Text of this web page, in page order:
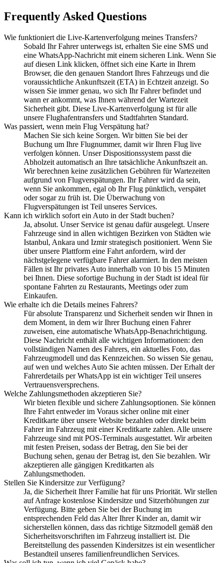
Frequently Asked Questions
Wie funktioniert die Live-Kartenverfolgung meines Transfers?
Sobald Ihr Fahrer unterwegs ist, erhalten Sie eine SMS und
eine WhatsApp-Nachricht mit einem sicheren Link. Wenn Sie
auf diesen Link klicken, öffnet sich eine Karte in Ihrem
Browser, die den genauen Standort Ihres Fahrzeugs und die
voraussichtliche Ankunftszeit (ETA) in Echtzeit anzeigt. So
wissen Sie immer genau, wo sich Ihr Fahrer befindet und
wann er ankommt, was Ihnen während der Wartezeit
Sicherheit gibt. Diese Live-Kartenverfolgung ist für alle
unsere Flughafentransfers und Stadtfahrten Standard.
Was passiert, wenn mein Flug Verspätung hat?
Machen Sie sich keine Sorgen. Wir bitten Sie bei der
Buchung um Ihre Flugnummer, damit wir Ihren Flug live
verfolgen können. Unser Dispositionssystem passt die
Abholzeit automatisch an Ihre tatsächliche Ankunftszeit an.
Wir berechnen keine zusätzlichen Gebühren für Wartezeiten
aufgrund von Flugverspätungen. Ihr Fahrer wird da sein,
wenn Sie ankommen, egal ob Ihr Flug pünktlich, verspätet
oder sogar zu früh ist. Die Überwachung von
Flugverspätungen ist Teil unseres Services.
Kann ich wirklich sofort ein Auto in der Stadt buchen?
Ja, absolut. Unser Service ist genau dafür ausgelegt. Unsere
Fahrzeuge sind in allen wichtigen Bezirken von Städten wie
Istanbul, Ankara und Izmir strategisch positioniert. Wenn Sie
über unsere Plattform eine Fahrt anfordern, wird der
nächstgelegene verfügbare Fahrer alarmiert. In den meisten
Fällen ist Ihr privates Auto innerhalb von 10 bis 15 Minuten
bei Ihnen. Diese sofortige Buchung in der Stadt ist ideal für
spontane Fahrten zu Restaurants, Meetings oder zum
Einkaufen.
Wie erhalte ich die Details meines Fahrers?
Für absolute Transparenz und Sicherheit senden wir Ihnen in
dem Moment, in dem wir Ihrer Buchung einen Fahrer
zuweisen, eine automatische WhatsApp-Benachrichtigung.
Diese Nachricht enthält alle wichtigen Informationen: den
vollständigen Namen des Fahrers, ein aktuelles Foto, das
Fahrzeugmodell und das Kennzeichen. So wissen Sie genau,
auf wen und welches Auto Sie achten müssen. Der Erhalt der
Fahrerdetails per WhatsApp ist ein wichtiger Teil unseres
Vertrauensversprechens.
Welche Zahlungsmethoden akzeptieren Sie?
Wir bieten flexible und sichere Zahlungsoptionen. Sie können
Ihre Fahrt entweder im Voraus sicher online mit einer
Kreditkarte über unsere Website bezahlen oder direkt beim
Fahrer im Fahrzeug mit einer Kreditkarte zahlen. Alle unsere
Fahrzeuge sind mit POS-Terminals ausgestattet. Wir arbeiten
mit festen Preisen, sodass der Betrag, den Sie bei der
Buchung sehen, genau der Betrag ist, den Sie bezahlen. Wir
akzeptieren alle gängigen Kreditkarten als
Zahlungsmethoden.
Stellen Sie Kindersitze zur Verfügung?
Ja, die Sicherheit Ihrer Familie hat für uns Priorität. Wir stellen
auf Anfrage kostenlose Kindersitze und Sitzerhöhungen zur
Verfügung. Bitte geben Sie bei der Buchung im
entsprechenden Feld das Alter Ihrer Kinder an, damit wir
sicherstellen können, dass das richtige Sitzmodell gemäß den
Sicherheitsvorschriften im Fahrzeug installiert ist. Die
Bereitstellung des passenden Kindersitzes ist ein wesentlicher
Bestandteil unseres familienfreundlichen Services.